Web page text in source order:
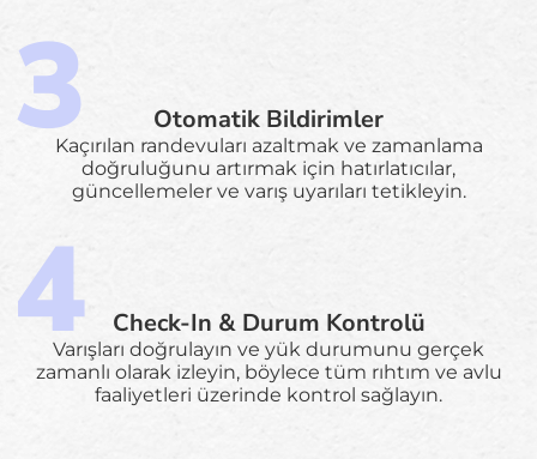
Otomatik Bildirimler
Kaçırılan randevuları azaltmak ve zamanlama
doğruluğunu artırmak için hatırlatıcılar,
güncellemeler ve varış uyarıları tetikleyin.
Check-In & Durum Kontrolü
Varışları doğrulayın ve yük durumunu gerçek
zamanlı olarak izleyin, böylece tüm rıhtım ve avlu
faaliyetleri üzerinde kontrol sağlayın.